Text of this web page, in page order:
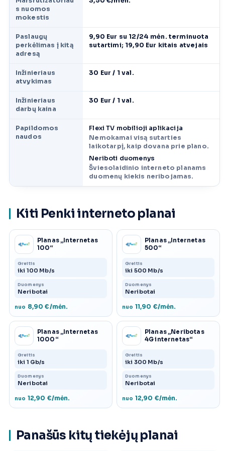
s nuomos
mokestis
Paslaugų
perkėlimas į kitą
adresą
9,90 Eur su 12/24 mėn. terminuota
sutartimi; 19,90 Eur kitais atvejais
Inžinieriaus
atvykimas
30 Eur / 1 val.
Inžinieriaus
darbų kaina
30 Eur / 1 val.
Papildomos
naudos
Flexi TV mobilioji aplikacija
Nemokamai visą sutarties
laikotarpį, kaip dovana prie plano.
Neriboti duomenys
Šviesolaidinio interneto planams
duomenų kiekis neribojamas.
Kiti Penki interneto planai
Planas „Internetas
100“
Greitis
iki 100 Mb/s
Duomenys
Neribotai
nuo 8,90 €/mėn.
Planas „Internetas
500“
Greitis
iki 500 Mb/s
Duomenys
Neribotai
nuo 11,90 €/mėn.
Planas „Internetas
1000“
Greitis
iki 1 Gb/s
Duomenys
Neribotai
nuo 12,90 €/mėn.
Planas „Neribotas
4G internetas“
Greitis
iki 300 Mb/s
Duomenys
Neribotai
nuo 12,90 €/mėn.
Panašūs kitų tiekėjų planai